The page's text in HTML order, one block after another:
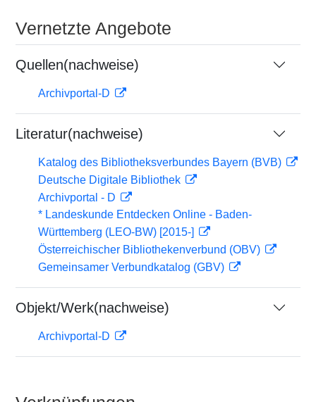
Vernetzte Angebote
Quellen(nachweise)
Archivportal-D
Literatur(nachweise)
Katalog des Bibliotheksverbundes Bayern (BVB)
Deutsche Digitale Bibliothek
Archivportal - D
* Landeskunde Entdecken Online - Baden-
Württemberg (LEO-BW) [2015-]
Österreichischer Bibliothekenverbund (OBV)
Gemeinsamer Verbundkatalog (GBV)
Objekt/Werk(nachweise)
Archivportal-D